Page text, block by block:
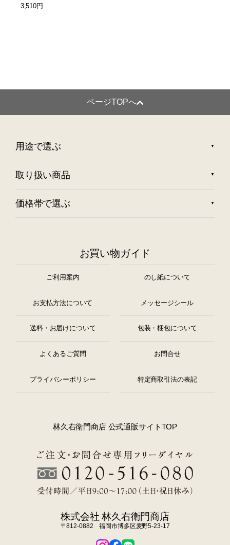
3,510円
ページTOPへ
用途で選ぶ
取り扱い商品
価格帯で選ぶ
お買い物ガイド
ご利用案内 のし紙について
お支払方法について メッセージシール
送料・お届けについて 包装・梱包について
よくあるご質問 お問合せ
プライバシーポリシー 特定商取引法の表記
林久右衛門商店 公式通販サイトTOP
株式会社 林久右衛門商店
〒812-0882 福岡市博多区麦野5-23-17